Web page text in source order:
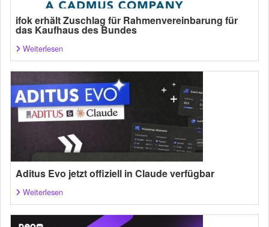
ifok erhält Zuschlag für Rahmenvereinbarung für
das Kaufhaus des Bundes
Weiterlesen
Aditus Evo jetzt offiziell in Claude verfügbar
Weiterlesen